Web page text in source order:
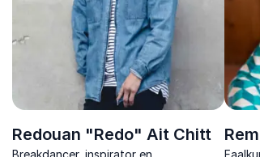
Redouan "Redo" Ait Chitt
Breakdancer, inspirator en